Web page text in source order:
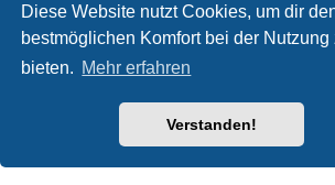
Diese Website nutzt Cookies, um dir
bestmöglichen Komfort bei der Nutzung
bieten. Mehr erfahren
Verstanden!